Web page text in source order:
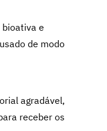
bioativa e
de modo
agradável,
receber os